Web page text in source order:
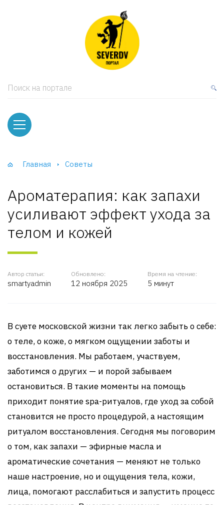
Поиск на портале
Главная Советы
Ароматерапия: как запахи
усиливают эффект ухода за
телом и кожей
Автор статьи:
smartyadmin
Обновлено:
12 ноября 2025
Время на чтение:
5 минут
В суете московской жизни так легко забыть о себе:
о теле, о коже, о мягком ощущении заботы и
восстановления. Мы работаем, участвуем,
заботимся о других — и порой забываем
остановиться. В такие моменты на помощь
приходит понятие spa-ритуалов, где уход за собой
становится не просто процедурой, а настоящим
ритуалом восстановления. Сегодня мы поговорим
о том, как запахи — эфирные масла и
ароматические сочетания — меняют не только
наше настроение, но и ощущения тела, кожи,
лица, помогают расслабиться и запустить процесс
и тумбы